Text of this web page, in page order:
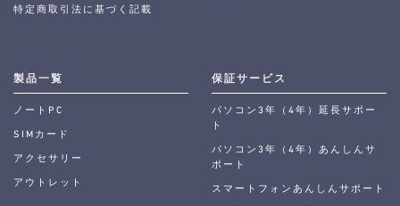
特定商取引法に基づく記載
製品一覧
ノートPC
SIMカード
アクセサリー
アウトレット
保証サービス
パソコン3年（4年）延長サポー
ト
パソコン3年（4年）あんしんサ
ポート
スマートフォンあんしんサポート